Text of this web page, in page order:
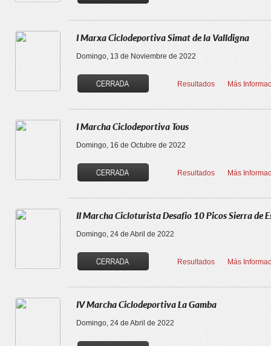
I Marxa Ciclodeportiva Simat de la Valldigna
Domingo, 13 de Noviembre de 2022
Resultados Más
I Marcha Ciclodeportiva Tous
Domingo, 16 de Octubre de 2022
Resultados Más
II Marcha Cicloturista Desafio 10 Picos Sierra de
Domingo, 24 de Abril de 2022
Resultados Más
IV Marcha Ciclodeportiva La Gamba
Domingo, 24 de Abril de 2022